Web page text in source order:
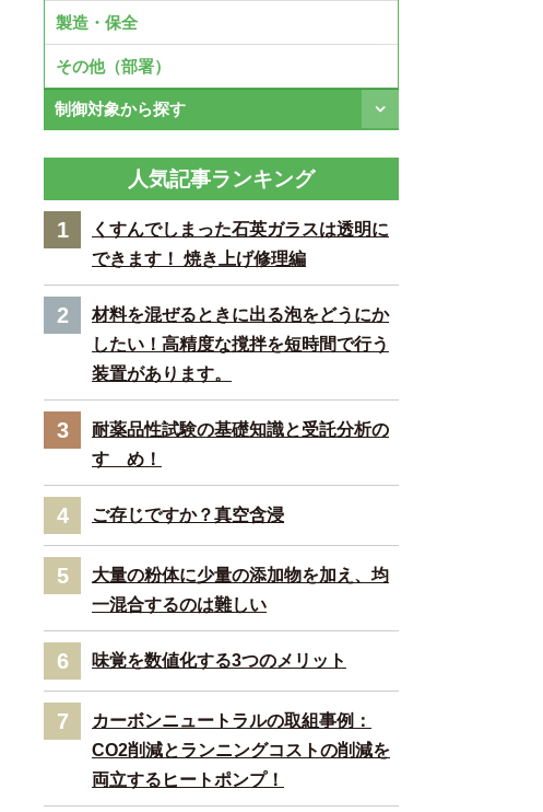
製造・保全
その他（部署）
制御対象から探す
人気記事ランキング
1
くすんでしまった石英ガラスは透明に
できます！ 焼き上げ修理編
2
材料を混ぜるときに出る泡をどうにか
したい！高精度な撹拌を短時間で行う
装置があります。
3
耐薬品性試験の基礎知識と受託分析の
すゝめ！
4 ご存じですか？真空含浸
5
大量の粉体に少量の添加物を加え、均
一混合するのは難しい
6 味覚を数値化する3つのメリット
7
カーボンニュートラルの取組事例：
CO2削減とランニングコストの削減を
両立するヒートポンプ！